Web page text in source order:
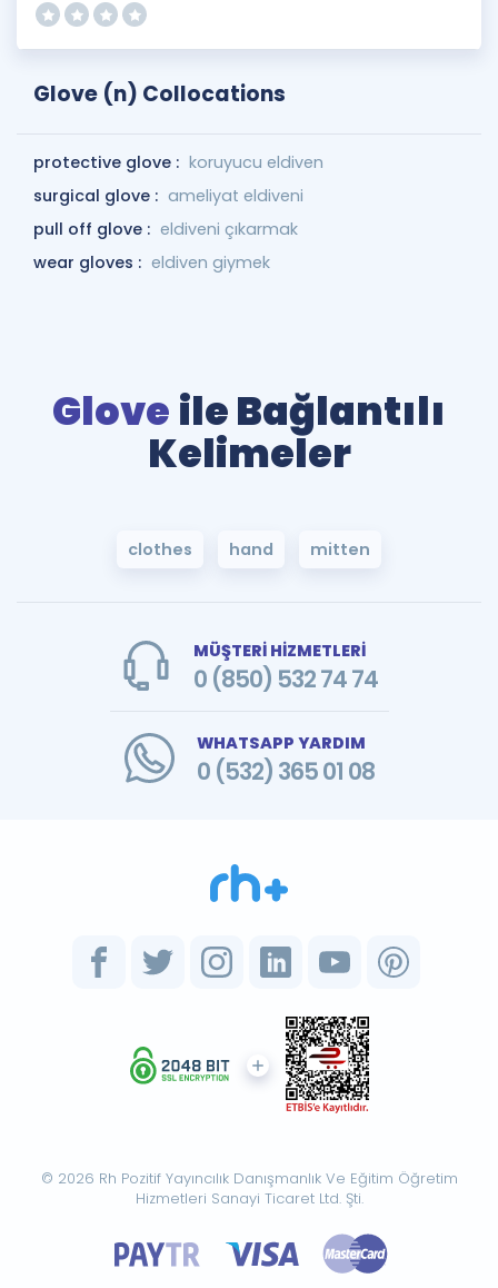
Glove (n) Collocations
protective glove : koruyucu eldiven
surgical glove : ameliyat eldiveni
pull off glove : eldiveni çıkarmak
wear gloves : eldiven giymek
Glove ile Bağlantılı
Kelimeler
clothes hand mitten
MÜŞTERİ HİZMETLERİ
0 (850) 532 74 74
WHATSAPP YARDIM
0 (532) 365 01 08
© 2026 Rh Pozitif Yayıncılık Danışmanlık Ve Eğitim Öğretim
Hizmetleri Sanayi Ticaret Ltd. Şti.